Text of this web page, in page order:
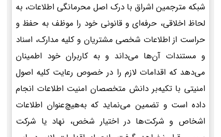
شبکه مترجمین اشراق با درک اصل محرمانگی اطلاعات، به
لحاظ اخلاقی، حرفه‌ای و قانونی خود را موظف به حفظ و
حراست از اطلاعات شخصی مشتریان و کلیه مدارک، اسناد
و مستندات آن‌ها می‌داند و به کاربران خود اطمینان
می‌دهد که اقدامات لازم را در خصوص رعایت کلیه اصول
امنیتی با تکیه‌بر دانش متخصصان امنیت اطلاعات انجام
داده است و تضمین می‌نماید که به‌هیچ‌عنوان اطلاعات
اشخاص و شرکت‌ها در اختیار شخص، نهاد یا شرکت